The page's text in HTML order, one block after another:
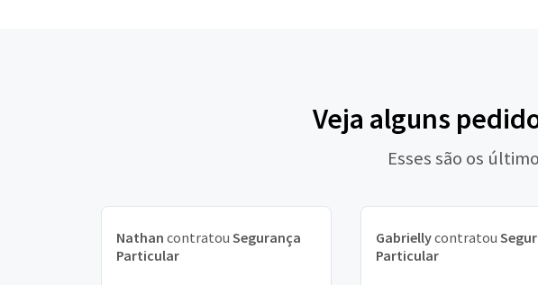
Veja alguns
Esses são os
Nathan contratou Segurança
Particular
Gabriellycontratou
Particular